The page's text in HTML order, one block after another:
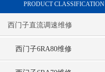
PRODUCT CLASSIFICATION
西门子直流调速维修
西门子6RA80维修